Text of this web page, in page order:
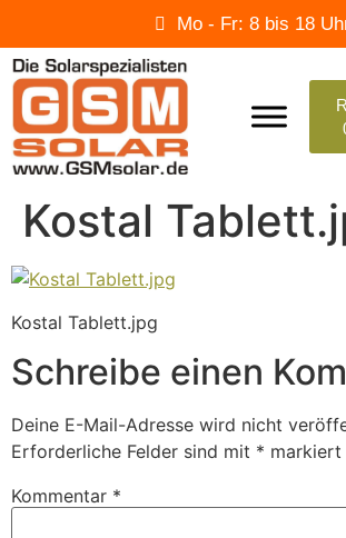
Mo - Fr: 8 bis 18
Kostal
Kostal Tablett.jpg
Schreibe einen
Deine E-Mail-Adresse wird nicht
Erforderliche Felder sind mit * markiert
Kommentar *